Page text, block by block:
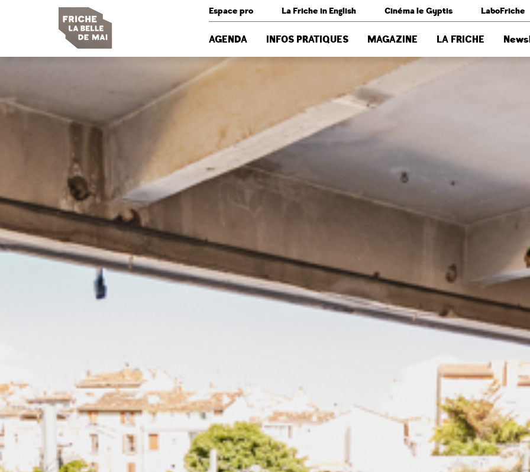
Espace pro La Friche in English Cinéma le Gyptis LaboFriche
AGENDA INFOS PRATIQUES MAGAZINE LA FRICHE
Panneau de gestion des cookies